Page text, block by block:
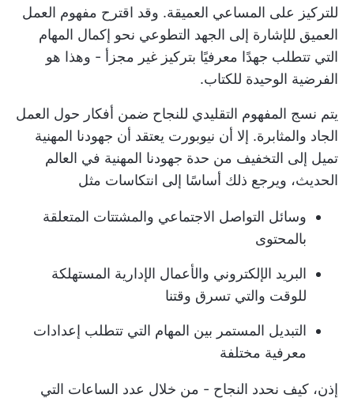
للتركيز على المساعي العميقة. وقد اقترح مفهوم العمل
العميق للإشارة إلى الجهد التطوعي نحو إكمال المهام
التي تتطلب جهدًا معرفيًا بتركيز غير مجزأ - وهذا هو
الفرضية الوحيدة للكتاب.
يتم نسج المفهوم التقليدي للنجاح ضمن أفكار حول العمل
الجاد والمثابرة. إلا أن نيوبورت يعتقد أن جهودنا المهنية
تميل إلى التخفيف من حدة جهودنا المهنية في العالم
الحديث، ويرجع ذلك أساسًا إلى انتكاسات مثل
وسائل التواصل الاجتماعي والمشتتات المتعلقة
بالمحتوى
البريد الإلكتروني والأعمال الإدارية المستهلكة
للوقت والتي تسرق وقتنا
التبديل المستمر بين المهام التي تتطلب إعدادات
معرفية مختلفة
إذن، كيف نحدد النجاح - من خلال عدد الساعات التي